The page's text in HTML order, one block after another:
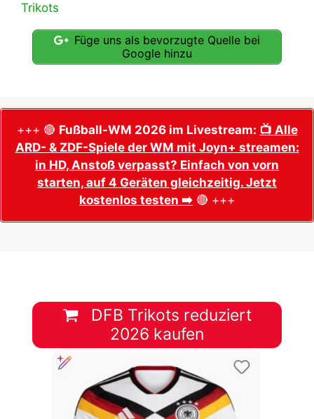
Trikots
Füge uns als bevorzugte Quelle bei
Google hinzu
+++ 🔴 Fußball-WM 2026 im Livestream: 📺 Alle
ARD- & ZDF-Spiele der WM mit Joyn+ streamen:
in HD, Anstoß verpasst? Einfach von vorn
starten, auf 4 Geräten gleichzeitig. Jetzt
kostenlos testen ➡️ 🔴 +++
DFB Trikots reduziert
2026 kaufen